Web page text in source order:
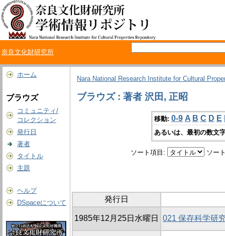
奈良文化財研究所
ホーム
ブラウズ
コミュニティ/
コレクション
発行日
著者
タイトル
主題
ヘルプ
DSpaceについて
Nara National Research Institute for Cultural
ブラウズ : 著者 沢田, 正昭
移動: 0-9 A B C D E
あるいは、最初の数文
ソート項目: ソー
発行日
1985年12月25日水曜日 021 保存科学研